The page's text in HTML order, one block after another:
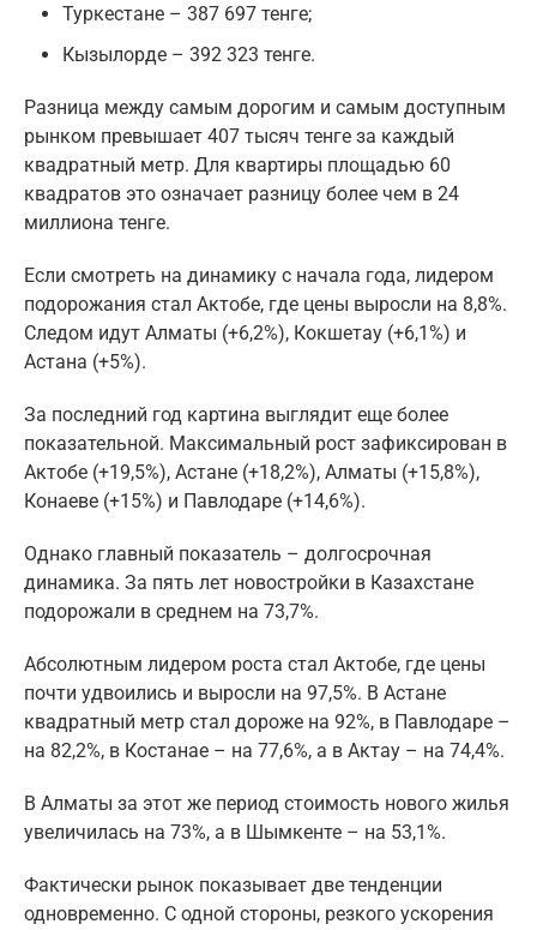
Туркестане – 387 697 тенге;
Кызылорде – 392 323 тенге.
Разница между самым дорогим и самым доступным
рынком превышает 407 тысяч тенге за каждый
квадратный метр. Для квартиры площадью 60
квадратов это означает разницу более чем в 24
миллиона тенге.
Если смотреть на динамику с начала года, лидером
подорожания стал Актобе, где цены выросли на 8,8%.
Следом идут Алматы (+6,2%), Кокшетау (+6,1%) и
Астана (+5%).
За последний год картина выглядит еще более
показательной. Максимальный рост зафиксирован в
Актобе (+19,5%), Астане (+18,2%), Алматы (+15,8%),
Конаеве (+15%) и Павлодаре (+14,6%).
Однако главный показатель – долгосрочная
динамика. За пять лет новостройки в Казахстане
подорожали в среднем на 73,7%.
Абсолютным лидером роста стал Актобе, где цены
почти удвоились и выросли на 97,5%. В Астане
квадратный метр стал дороже на 92%, в Павлодаре –
на 82,2%, в Костанае – на 77,6%, а в Актау – на 74,4%.
В Алматы за этот же период стоимость нового жилья
увеличилась на 73%, а в Шымкенте – на 53,1%.
Фактически рынок показывает две тенденции
одновременно. С одной стороны, резкого ускорения